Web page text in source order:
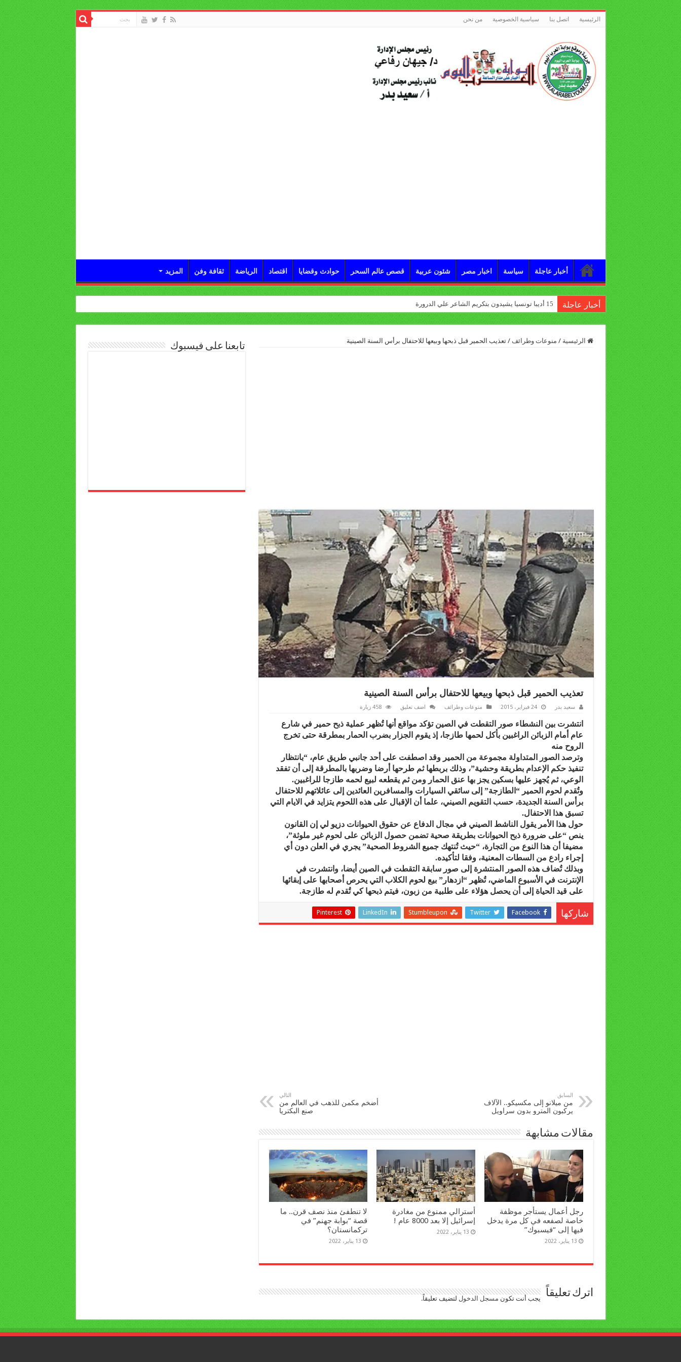
الرئيسية اتصل بنا سياسية الخصوصية من نحن
أخبار عاجلة سياسة اخبار مصر شئون عربية قصص عالم السحر حوادث وقضايا اقتصاد الرياضة ثقافة وفن المزيد
أخبار عاجلة 15 أديبا تونسيا يشيدون بتكريم الشاعر علي الدرورة
الرئيسية / منوعات وطرائف / تعذيب الحمير قبل ذبحها وبيعها للاحتفال برأس السنة الصينية
تعذيب الحمير قبل ذبحها وبيعها للاحتفال برأس السنة الصينية
سعيد بدر 24 فبراير، 2015 منوعات وطرائف اضف تعليق 458 زيارة
انتشرت بين النشطاء صور التقطت في الصين تؤكد مواقع أنها تُظهر عملية ذبح حمير في شارع
عام أمام الزبائن الراغبين بأكل لحمها طازجا، إذ يقوم الجزار بضرب الحمار بمطرقة حتى تخرج
الروح منه
وترصد الصور المتداولة مجموعة من الحمير وقد اصطفت على أحد جانبي طريق عام، “بانتظار
تنفيذ حكم الإعدام بطريقة وحشية”، وذلك بربطها ثم طرحها أرضا وضربها بالمطرقة إلى أن تفقد
الوعي، ثم يُجهز عليها بسكين يجز بها عنق الحمار ومن ثم يقطعه لبيع لحمه طازجا للراغبين.
وتُقدم لحوم الحمير “الطازجة” إلى سائقي السيارات والمسافرين العائدين إلى عائلاتهم للاحتفال
برأس السنة الجديدة، حسب التقويم الصيني، علما أن الإقبال على هذه اللحوم يتزايد في الايام التي
تسبق هذا الاحتفال.
حول هذا الأمر يقول الناشط الصيني في مجال الدفاع عن حقوق الحيوانات دزيو لي إن القانون
ينص “على ضرورة ذبح الحيوانات بطريقة صحية تضمن حصول الزبائن على لحوم غير ملوثة”،
مضيفا أن هذا النوع من التجارة، “حيث تُنتهك جميع الشروط الصحية” يجري في العلن دون أي
إجراء رادع من السطات المعنية، وفقا لتأكيده.
وبذلك تُضاف هذه الصور المنتشرة إلى صور سابقة التقطت في الصين أيضا، وانتشرت في
الإنترنت في الأسبوع الماضي، تُظهر “ازدهار” بيع لحوم الكلاب التي يحرص أصحابها على إبقائها
على قيد الحياة إلى أن يحصل هؤلاء على طلبية من زبون، فيتم ذبحها كي تُقدم له طازجة.
شاركها Facebook
Twitter
Stumbleupon
LinkedIn
Pinterest
السابق
من ميلانو إلى مكسيكو.. الآلاف
يركبون المترو بدون سراويل
التالي
أضخم مكمن للذهب في العالم من
صنع البكتريا
مقالات مشابهة
رجل أعمال يستأجر موظفة
خاصة لصفعه في كل مرة يدخل
فيها إلى “فيسبوك”
13 يناير، 2022
أسترالي ممنوع من مغادرة
إسرائيل إلا بعد 8000 عام !
13 يناير، 2022
لا تنطفئ منذ نصف قرن.. ما
قصة “بوابة جهنم” في
تركمانستان؟
13 يناير، 2022
اترك تعليقاً يجب أنت تكون مسجل الدخول لتضيف تعليقاً.
تابعنا على فيسبوك